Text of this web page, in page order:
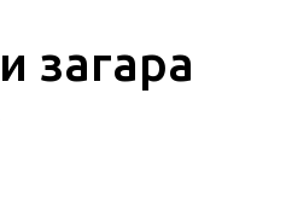
загара